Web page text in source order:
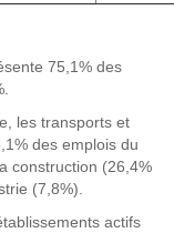
75,1% des
les transports et
des emplois du
construction (26,4%
(7,8%).
actifs